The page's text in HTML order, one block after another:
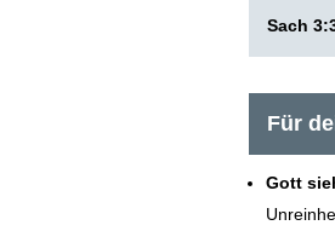
Sach
Für
Gott